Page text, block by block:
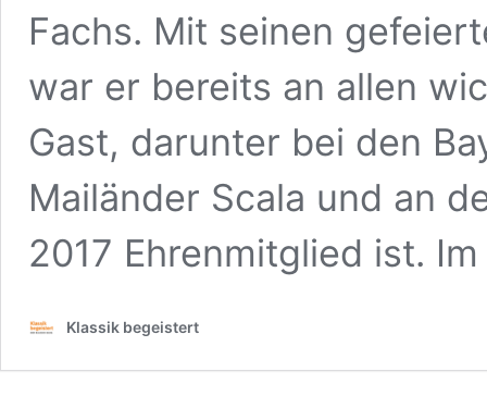
Fachs. Mit seinen
war er bereits an allen
Gast, darunter bei den
Mailänder Scala und an
2017 Ehrenmitglied ist.
Klassik begeistert